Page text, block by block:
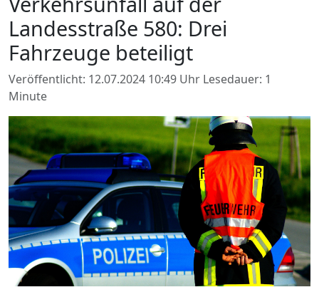
Landesstraße 580: Drei
Fahrzeuge beteiligt
Veröffentlicht: 12.07.2024 10:49 Uhr Lesedauer: 1
Minute